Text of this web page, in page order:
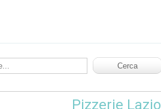
Pizzerie Lazio